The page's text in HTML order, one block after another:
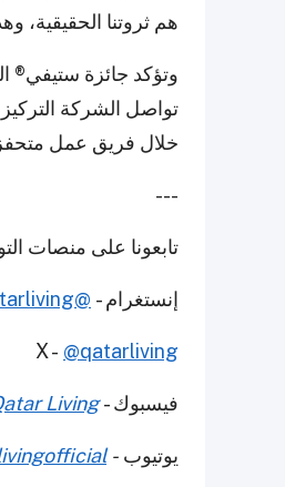
هم ثروتنا الحقيقية،
تواصل الشركة
خلال فريق عمل
---
تابعونا على منصات
إنستغرام - @qatarliving
X - @qatarliving
فيسبوك -Living
يوتيوب -